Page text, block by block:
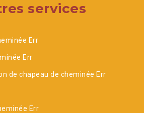
services
Err
Err
de chapeau de cheminée Err
Err